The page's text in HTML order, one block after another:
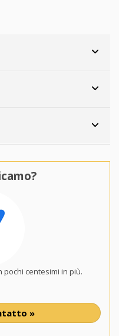
pochi centesimi in più.
»